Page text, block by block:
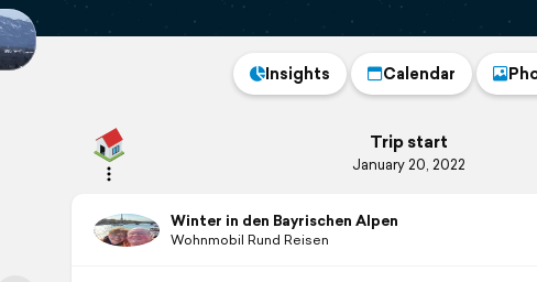
Insights Calendar
Trip start
January 20, 2022
Winter in den Bayrischen Alpen
Wohnmobil Rund Reisen